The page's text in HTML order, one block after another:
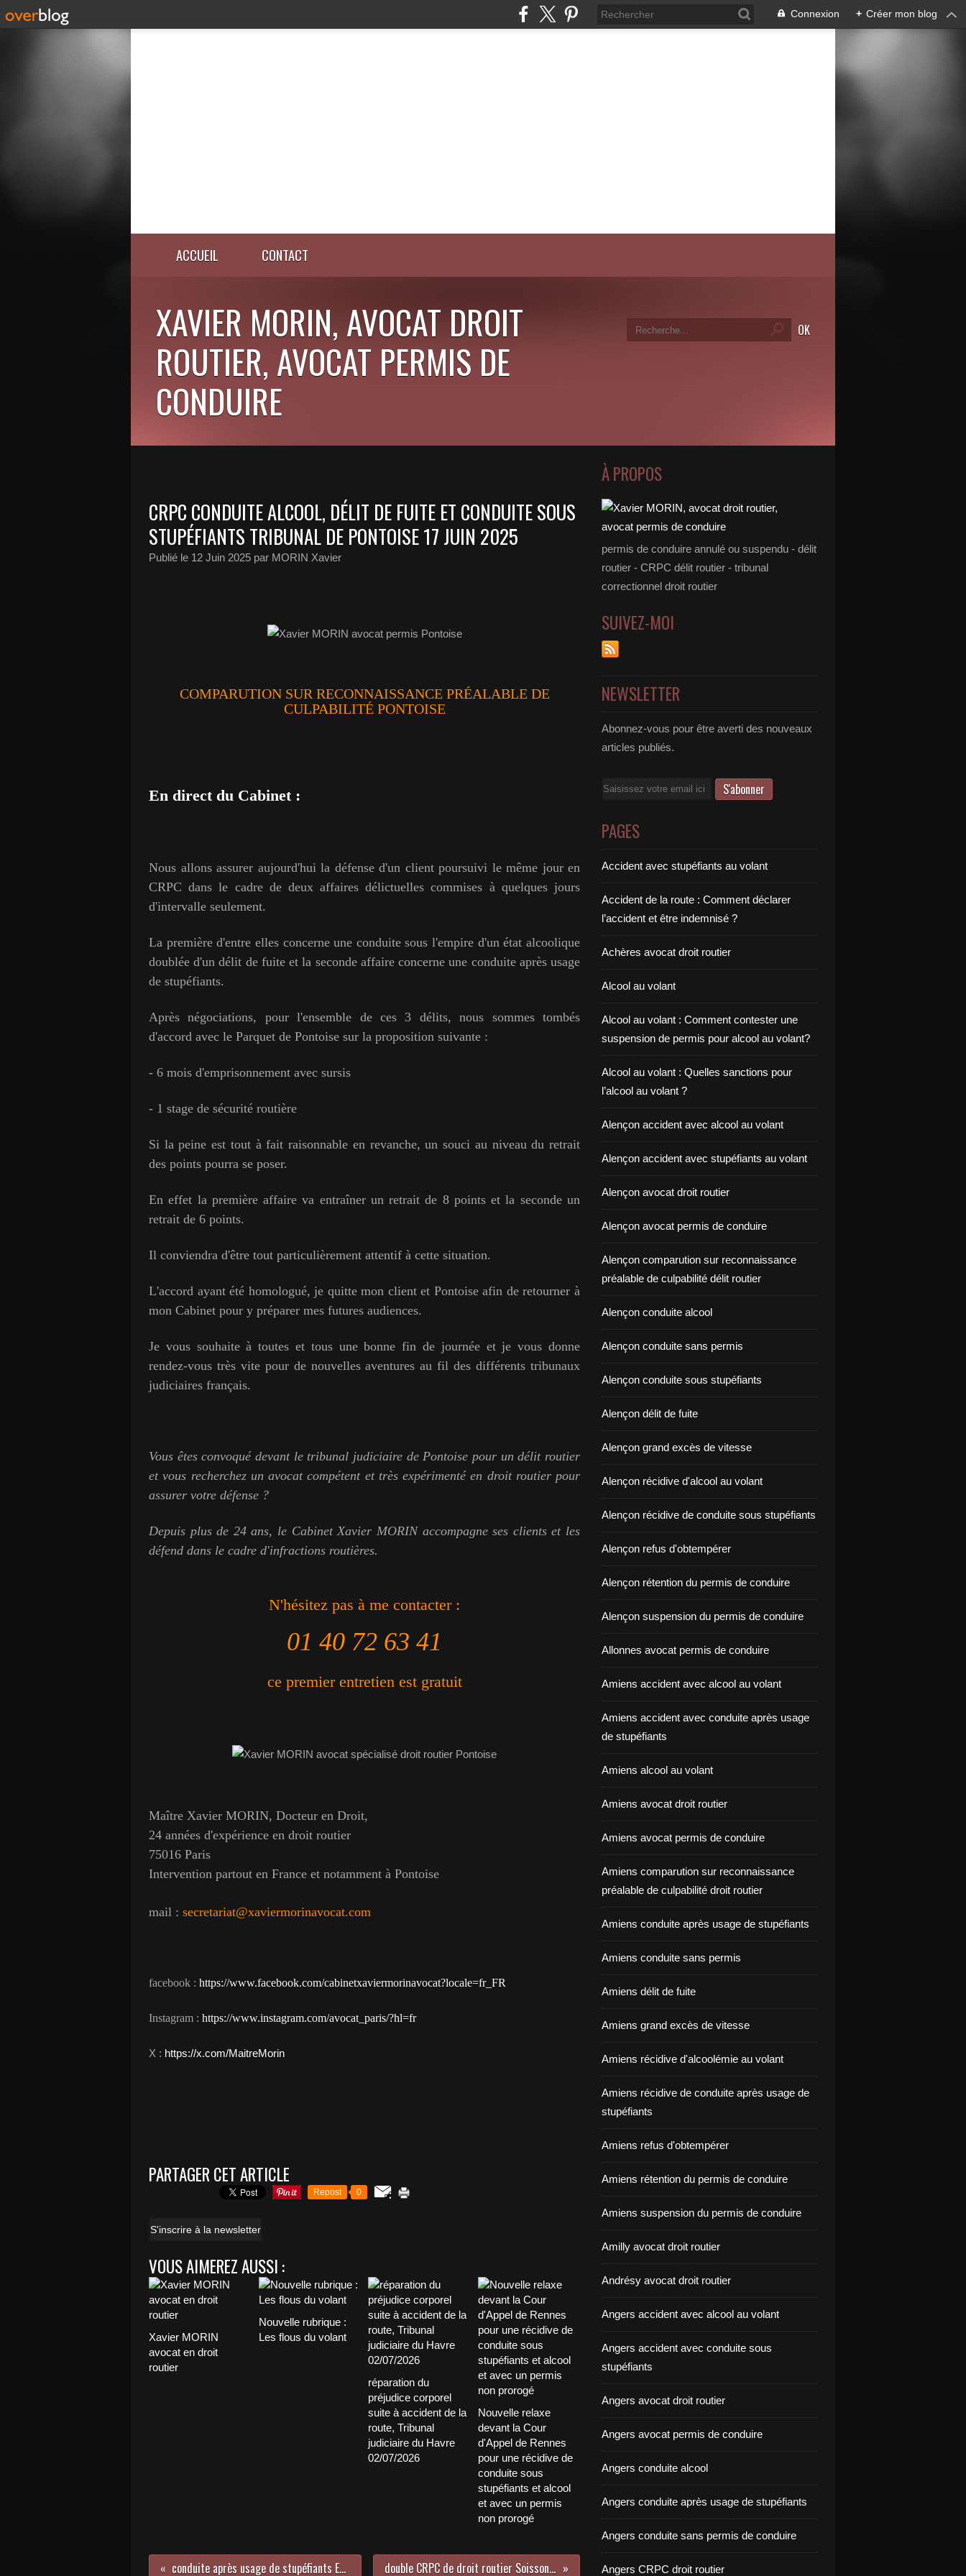
Connexion + Créer mon blog
ACCUEIL CONTACT
XAVIER MORIN, AVOCAT DROIT
ROUTIER, AVOCAT PERMIS DE
CONDUIRE
CRPC CONDUITE ALCOOL, DÉLIT DE FUITE ET CONDUITE SOUS
STUPÉFIANTS TRIBUNAL DE PONTOISE 17 JUIN 2025
Publié le 12 Juin 2025 par MORIN Xavier
COMPARUTION SUR RECONNAISSANCE PRÉALABLE DE
CULPABILITÉ PONTOISE
En direct du Cabinet :
Nous allons assurer aujourd'hui la défense d'un client poursuivi le même jour en
CRPC dans le cadre de deux affaires délictuelles commises à quelques jours
d'intervalle seulement.
La première d'entre elles concerne une conduite sous l'empire d'un état alcoolique
doublée d'un délit de fuite et la seconde affaire concerne une conduite après usage
de stupéfiants.
Après négociations, pour l'ensemble de ces 3 délits, nous sommes tombés
d'accord avec le Parquet de Pontoise sur la proposition suivante :
- 6 mois d'emprisonnement avec sursis
- 1 stage de sécurité routière
Si la peine est tout à fait raisonnable en revanche, un souci au niveau du retrait
des points pourra se poser.
En effet la première affaire va entraîner un retrait de 8 points et la seconde un
retrait de 6 points.
Il conviendra d'être tout particulièrement attentif à cette situation.
L'accord ayant été homologué, je quitte mon client et Pontoise afin de retourner à
mon Cabinet pour y préparer mes futures audiences.
Je vous souhaite à toutes et tous une bonne fin de journée et je vous donne
rendez-vous très vite pour de nouvelles aventures au fil des différents tribunaux
judiciaires français.
Vous êtes convoqué devant le tribunal judiciaire de Pontoise pour un délit routier
etvous recherchez un avocat compétent et très expérimenté en droit routier pour
assurer votre défense ?
Depuis plus de 24 ans, le Cabinet Xavier MORIN accompagne ses clients et les
défend dans le cadre d'infractions routières.
N'hésitez pas à me contacter :
01 40 72 63 41
ce premier entretien est gratuit
Maître Xavier MORIN, Docteur en Droit,
24 années d'expérience en droit routier
75016 Paris
Intervention partout en France et notamment à Pontoise
mail : secretariat@xaviermorinavocat.com
facebook : https://www.facebook.com/cabinetxaviermorinavocat?locale=fr_FR
Instagram : https://www.instagram.com/avocat_paris/?hl=fr
​X : https://x.com/MaitreMorin
PARTAGER CET ARTICLE
Repost 0
S'inscrire à la newsletter
VOUS AIMEREZ AUSSI :
Xavier MORIN
avocat en droit
routier
Nouvelle rubrique :
Les flous du volant
réparation du
préjudice corporel
suite à accident de la
route, Tribunal
judiciaire du Havre
02/07/2026
Nouvelle relaxe
devant la Cour
d'Appel de Rennes
pour une récidive de
conduite sous
stupéfiants et alcool
et avec un permis
non prorogé
conduite après usage de stupéfiants Evry 10.06.2025 double CRPC de droit routier Soissons 17 juin 2025
À PROPOS
permis de conduire annulé ou suspendu - délit
routier - CRPC délit routier - tribunal
correctionnel droit routier
SUIVEZ-MOI
NEWSLETTER
Abonnez-vous pour être averti des nouveaux
articles publiés.
Email
PAGES
Accident avec stupéfiants au volant
Accident de la route : Comment déclarer
l’accident et être indemnisé ?
Achères avocat droit routier
Alcool au volant
Alcool au volant : Comment contester une
suspension de permis pour alcool au volant?
Alcool au volant : Quelles sanctions pour
l’alcool au volant ?
Alençon accident avec alcool au volant
Alençon accident avec stupéfiants au volant
Alençon avocat droit routier
Alençon avocat permis de conduire
Alençon comparution sur reconnaissance
préalable de culpabilité délit routier
Alençon conduite alcool
​​​​​​​Alençon conduite sans permis
Alençon conduite sous stupéfiants
Alençon délit de fuite
Alençon grand excès de vitesse
Alençon récidive d'alcool au volant
Alençon récidive de conduite sous stupéfiants
Alençon refus d'obtempérer
Alençon rétention du permis de conduire
Alençon suspension du permis de conduire
Allonnes avocat permis de conduire
Amiens accident avec alcool au volant
Amiens accident avec conduite après usage
de stupéfiants
Amiens alcool au volant
Amiens avocat droit routier
Amiens avocat permis de conduire
Amiens comparution sur reconnaissance
préalable de culpabilité droit routier
Amiens conduite après usage de stupéfiants
Amiens conduite sans permis
Amiens délit de fuite
Amiens grand excès de vitesse
Amiens récidive d'alcoolémie au volant
Amiens récidive de conduite après usage de
stupéfiants
Amiens refus d'obtempérer
Amiens rétention du permis de conduire
Amiens suspension du permis de conduire
Amilly avocat droit routier
Andrésy avocat droit routier
Angers accident avec alcool au volant
Angers accident avec conduite sous
stupéfiants
Angers avocat droit routier
Angers avocat permis de conduire
Angers conduite alcool
Angers conduite après usage de stupéfiants
Angers conduite sans permis de conduire
Angers CRPC droit routier